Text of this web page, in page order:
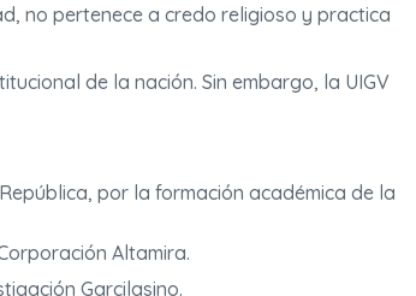
no pertenece a credo religioso y practica
de la nación. Sin embargo, la UIGV
por la formación académica de la
Altamira.
Garcilasino.